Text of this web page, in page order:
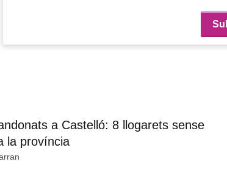
a Castelló: 8 llogarets sense
la província